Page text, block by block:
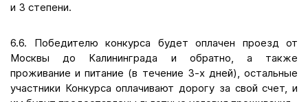
и 3 степени.
6.6. Победителю конкурса будет оплачен проезд от
Москвы до Калининграда и обратно, а также
проживание и питание (в течение 3-х дней), остальные
участники Конкурса оплачивают дорогу за свой счет, и